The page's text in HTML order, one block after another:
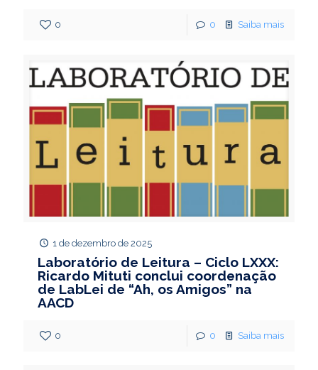
0 0 Saiba mais
1 de dezembro de 2025
Laboratório de Leitura – Ciclo LXXX:
Ricardo Mituti conclui coordenação
de LabLei de “Ah, os Amigos” na
AACD
0 0 Saiba mais